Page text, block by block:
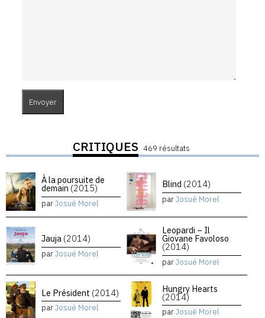
CRITIQUES 469 résultats
À la poursuite de
demain (2015)
parJosué Morel
Blind (2014)
parJosué Morel
Jauja (2014)
parJosué Morel
Leopardi – Il
Giovane Favoloso
(2014)
parJosué Morel
Le Président (2014)
parJosué Morel
Hungry Hearts
(2014)
parJosué Morel